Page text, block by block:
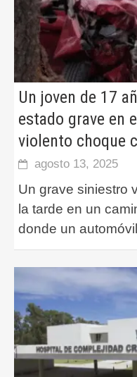
Un joven de 17
estado grave en
violento choque
agosto 13, 2025
Un grave siniestro
la tarde en un
donde un